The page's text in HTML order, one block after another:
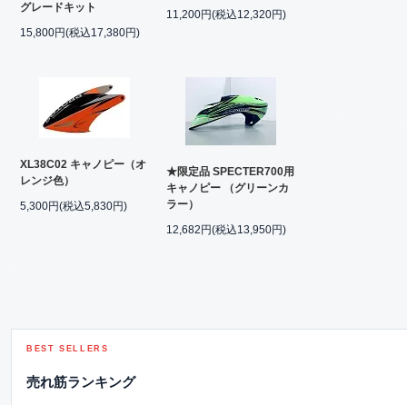
グレードキット
15,800円(税込17,380円)
11,200円(税込12,320円)
XL38C02 キャノピー（オ
レンジ色）
5,300円(税込5,830円)
★限定品 SPECTER700用
キャノピー （グリーンカ
ラー）
12,682円(税込13,950円)
BEST SELLERS
売れ筋ランキング